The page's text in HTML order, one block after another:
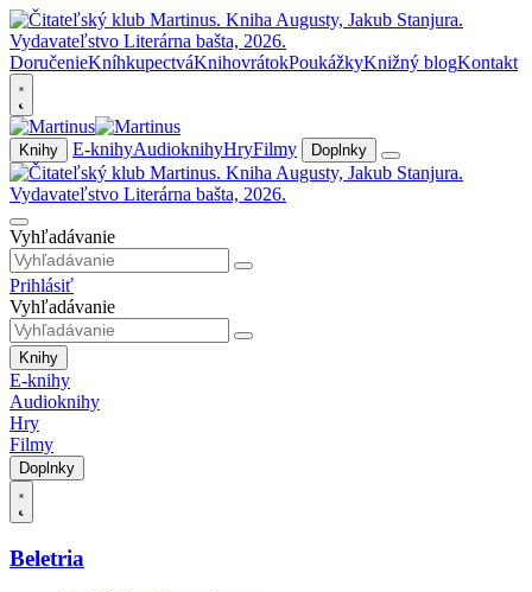
DoručenieKníhkupectváKnihovrátokPoukážkyKnižný blogKontakt
Knihy E-knihyAudioknihyHryFilmy Doplnky
Vyhľadávanie
Prihlásiť
Vyhľadávanie
Knihy
E-knihy
Audioknihy
Hry
Filmy
Doplnky
Beletria